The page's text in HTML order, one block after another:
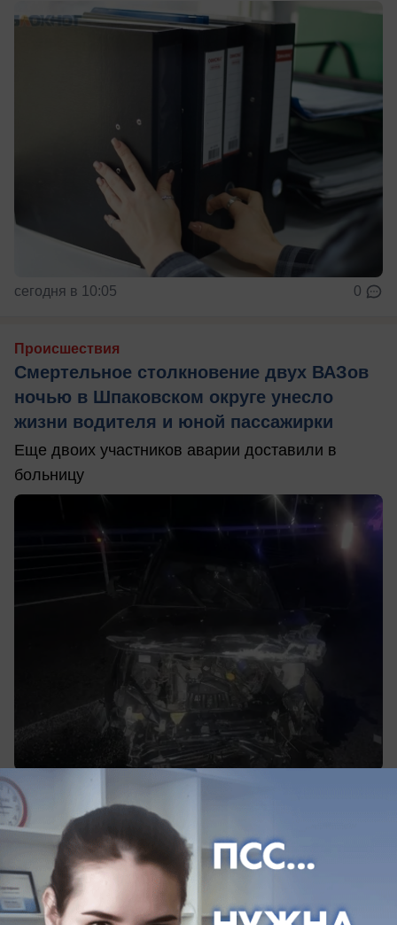
сегодня в 10:05 0
Происшествия
Смертельное столкновение двух ВАЗов
ночью в Шпаковском округе унесло
жизни водителя и юной пассажирки
Еще двоих участников аварии доставили в
больницу
сегодня в 08:41
Общество
Жара берет Ставрополь в оборот: в
субботу будет +32
УФ-индекс достигнет очень высокого уровня